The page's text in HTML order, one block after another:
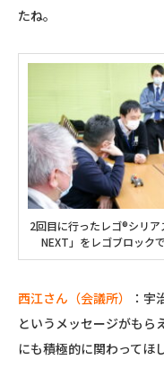
たね。
2回目に行ったレゴ®シリ
NEXT」をレゴブロック
西江さん（会議所）
：宇
というメッセージがもら
にも積極的に関わってほ